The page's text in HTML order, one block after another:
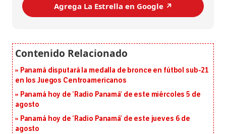
Agrega La Estrella en Google ↗️
Panamá disputará la medalla de bronce en fútbol sub-21
en los Juegos Centroamericanos
Panamá hoy de ‘Radio Panamá’ de este miércoles 5 de
agosto
Panamá hoy de ‘Radio Panamá’ de este jueves 6 de
agosto